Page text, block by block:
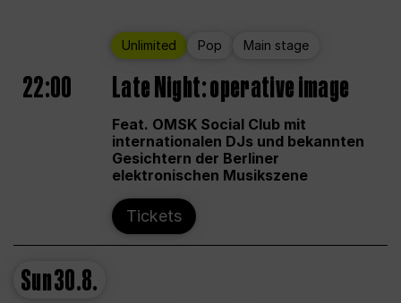
Unlimited Pop Main stage
22:00 Late Night: operative image
Feat. OMSK Social Club mit
internationalen DJs und bekannten
Gesichtern der Berliner
elektronischen Musikszene
Tickets
Sun30.8.